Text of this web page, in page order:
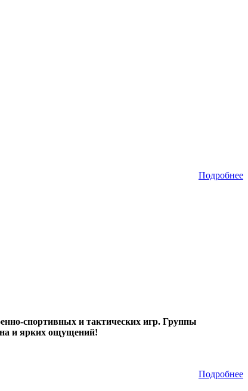
Подробнее
спортивных и тактических игр. Группы
и ярких ощущений!
Подробнее